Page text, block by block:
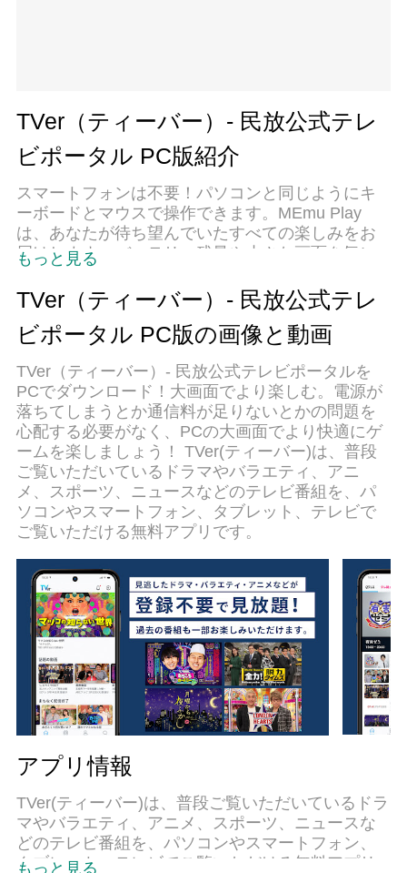
TVer（ティーバー）- 民放公式テレ
ビポータル PC版紹介
スマートフォンは不要！パソコンと同じようにキ
ーボードとマウスで操作できます。MEmu Play
は、あなたが待ち望んでいたすべての楽しみをお
届けします。バッテリー残量や小さな画面を気に
ビポータルをご利用ください。最新のMEmu 9は、
TVer（ティーバー）- 民放公式テレビポータルを
PCで体験するのに最適です！完璧なキーマッピン
を実現します。マルチインスタンス機能により、
複数のアプリケーションを同時に実行できます。
独自の仮想化エンジンがPCのパフォーマンスを最
大限に引き出します。アプリを使用するだけでな
く、高品質な体験を得ることができます。
もっと見る
TVer（ティーバー）- 民放公式テレ
ビポータル PC版の画像と動画
TVer（ティーバー）- 民放公式テレビポータルを
PCでダウンロード！大画面でより楽しむ。電源が
落ちてしまうとか通信料が足りないとかの問題を
心配する必要がなく、PCの大画面でより快適にゲ
ームを楽しましょう！ TVer(ティーバー)は、普段
ご覧いただいているドラマやバラエティ、アニ
メ、スポーツ、ニュースなどのテレビ番組を、パ
ソコンやスマートフォン、タブレット、テレビで
ご覧いただける無料アプリです。
アプリ情報
TVer(ティーバー)は、普段ご覧いただいているドラ
マやバラエティ、アニメ、スポーツ、ニュースな
どのテレビ番組を、パソコンやスマートフォン、
タブレット、テレビでご覧いただける無料アプリ
もっと見る